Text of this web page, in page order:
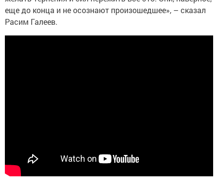
еще до конца и не осознают произошедшее», – сказал
Расим Галеев.